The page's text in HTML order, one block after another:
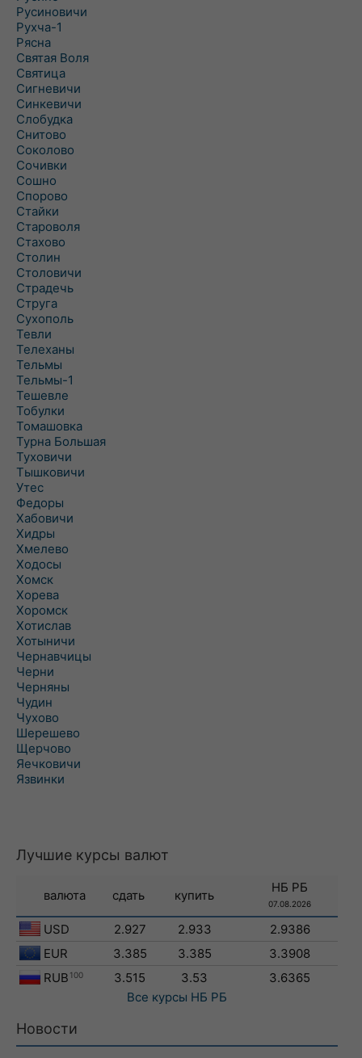
Русиновичи
Рухча-1
Рясна
Святая Воля
Святица
Сигневичи
Синкевичи
Слобудка
Снитово
Соколово
Сочивки
Сошно
Спорово
Стайки
Староволя
Стахово
Столин
Столовичи
Страдечь
Струга
Сухополь
Тевли
Телеханы
Тельмы
Тельмы-1
Тешевле
Тобулки
Томашовка
Турна Большая
Туховичи
Тышковичи
Утес
Федоры
Хабовичи
Хидры
Хмелево
Ходосы
Хомск
Хорева
Хоромск
Хотислав
Хотыничи
Чернавчицы
Черни
Черняны
Чудин
Чухово
Шерешево
Щерчово
Яечковичи
Язвинки
Лучшие курсы валют
валюта сдать купить
НБ РБ
07.08.2026
USD 2.927 2.933
2.9386
EUR
3.385 3.385
3.3908
RUB 100 3.515 3.53
3.6365
Все курсы НБ РБ
Новости